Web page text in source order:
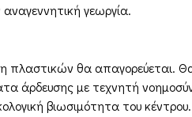
γεωργία.
θα απαγορεύεται.
άρδευσης με τεχνητή
βιωσιμότητα του κέντρου.